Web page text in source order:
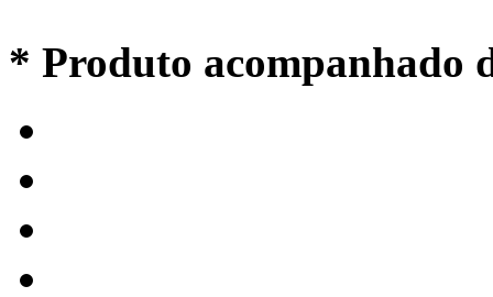
* Produto acompanhado